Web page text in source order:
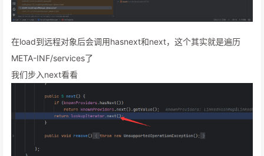
在load到远程对象后会调用hasnext和next，这个其实就是遍历
META-INF/services了
我们步入next看看